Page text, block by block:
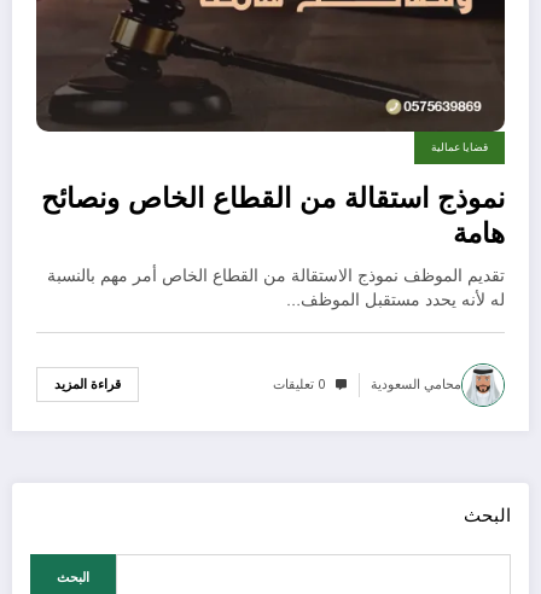
قضايا عمالية
نموذج استقالة من القطاع الخاص ونصائح
هامة
تقديم الموظف نموذج الاستقالة من القطاع الخاص أمر مهم بالنسبة
له لأنه يحدد مستقبل الموظف…
محامي السعودية 0 تعليقات قراءة المزيد
البحث
البحث